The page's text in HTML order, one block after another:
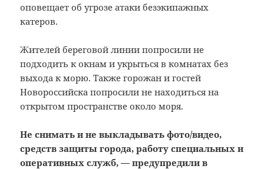
оповещает об угрозе атаки безэкипажных
катеров.
Жителей береговой линии попросили не
подходить к окнам и укрыться в комнатах без
выхода к морю. Также горожан и гостей
Новороссийска попросили не находиться на
открытом пространстве около моря.
Не снимать и не выкладывать фото/видео,
средств защиты города, работу специальных и
оперативных служб, — предупредили в